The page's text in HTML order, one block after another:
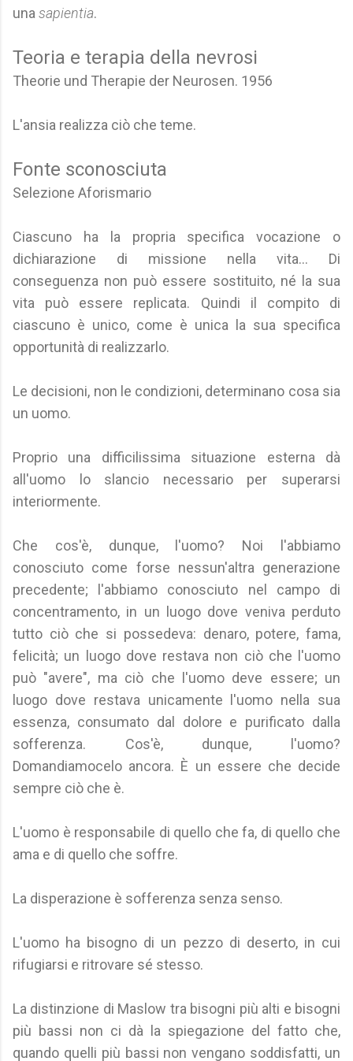
una sapientia.
Teoria e terapia della nevrosi
Theorie und Therapie der Neurosen. 1956
L'ansia realizza ciò che teme.
Fonte sconosciuta
Selezione Aforismario
Ciascuno ha la propria specifica vocazione o
dichiarazione di missione nella vita... Di
conseguenza non può essere sostituito, né la sua
vita può essere replicata. Quindi il compito di
ciascuno è unico, come è unica la sua specifica
opportunità di realizzarlo.
Le decisioni, non le condizioni, determinano cosa sia
un uomo.
Proprio una difficilissima situazione esterna dà
all'uomo lo slancio necessario per superarsi
interiormente.
Che cos'è, dunque, l'uomo? Noi l'abbiamo
conosciuto come forse nessun'altra generazione
precedente; l'abbiamo conosciuto nel campo di
concentramento, in un luogo dove veniva perduto
tutto ciò che si possedeva: denaro, potere, fama,
felicità; un luogo dove restava non ciò che l'uomo
può "avere", ma ciò che l'uomo deve essere; un
luogo dove restava unicamente l'uomo nella sua
essenza, consumato dal dolore e purificato dalla
sofferenza. Cos'è, dunque, l'uomo?
Domandiamocelo ancora. È un essere che decide
sempre ciò che è.
L'uomo è responsabile di quello che fa, di quello che
ama e di quello che soffre.
La disperazione è sofferenza senza senso.
L'uomo ha bisogno di un pezzo di deserto, in cui
rifugiarsi e ritrovare sé stesso.
La distinzione di Maslow tra bisogni più alti e bisogni
più bassi non ci dà la spiegazione del fatto che,
quando quelli più bassi non vengano soddisfatti, un